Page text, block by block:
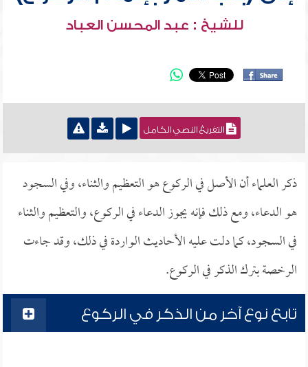
للشيخ : عبد المحسن العباد
التفريغ النصي الكامل
ذكر العلماء أن الأصل في الركوع هو التعظيم والثناء، وفي السجود
هو الدعاء، ومع ذلك فإنه يجوز الدعاء في الركوع، والتعظيم والثناء
في السجود، كما دلت عليه الأحاديث الواردة في ذلك، وقد جاءت
الرخصة بترك الذكر في الركوع.
تابع نوع آخر من الذكر في الركوع